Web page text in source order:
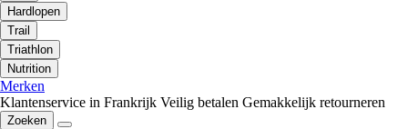
Hardlopen
Trail
Triathlon
Nutrition
Merken
Klantenservice in Frankrijk Veilig betalen Gemakkelijk retourneren
Zoeken